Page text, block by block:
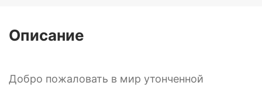
Описание
Добро пожаловать в мир утонченной